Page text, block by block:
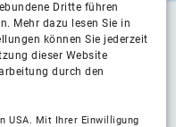
Dritte führen
Mehr dazu lesen Sie in
können Sie jederzeit
dieser Website
durch den
USA. Mit Ihrer Einwilligung